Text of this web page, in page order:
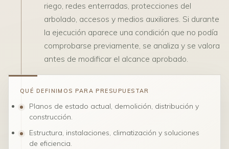
riego, redes enterradas, protecciones del
arbolado, accesos y medios auxiliares. Si durante
la ejecución aparece una condición que no podía
comprobarse previamente, se analiza y se valora
antes de modificar el alcance aprobado.
QUÉ DEFINIMOS PARA PRESUPUESTAR
Planos de estado actual, demolición, distribución y
construcción.
Estructura, instalaciones, climatización y soluciones
de eficiencia.